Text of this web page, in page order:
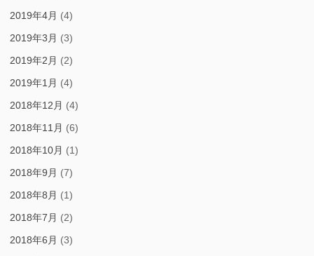
2019年4月 (4)
2019年3月 (3)
2019年2月 (2)
2019年1月 (4)
2018年12月 (4)
2018年11月 (6)
2018年10月 (1)
2018年9月 (7)
2018年8月 (1)
2018年7月 (2)
2018年6月 (3)